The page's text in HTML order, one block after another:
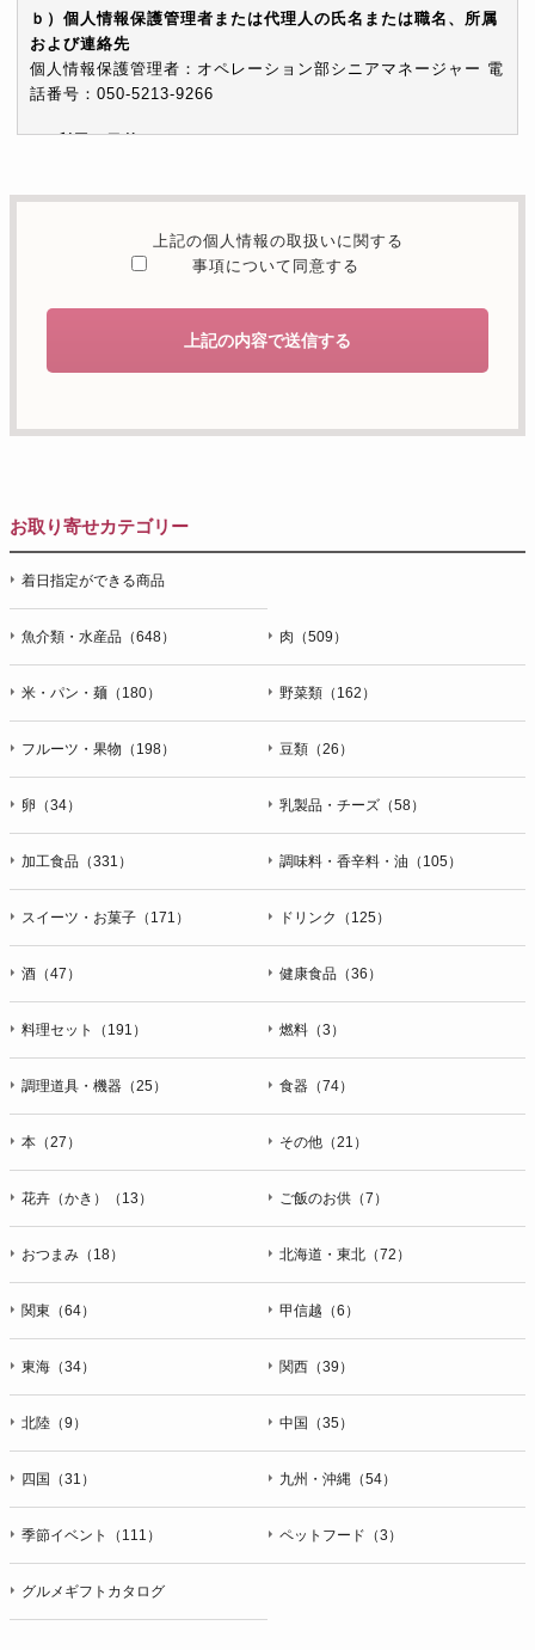
ｂ）個人情報保護管理者または代理人の氏名または職名、所属
および連絡先
個人情報保護管理者：オペレーション部シニアマネージャー 電
話番号：050-5213-9266
c）利用の目的
合わせを適切に受け付け、当社が提供するサービスに関する情
d）個人情報を第三者に提供することが予定される場合の事項
た個人情報を第三者に提供することはありません。
ことがあります。
利用目的の通知・開示・内容の訂正・追加または削除・利用の
停止・消去および第三者への提供の停止（「開示等」といいま
す。）に応じます。開示等のお問合せは下記の連絡先までお願
い致します。
個人情報の提供は任意と致しますが、当社が依頼する情報の提
応等に支障をきたす可能性がございますのでご了承下さい。
h）弊社は、弊社のウェブサイトへのアクセス状況について、
す。これらには、お客様のお名前、ご住所、電話番号、電子メ
個人情報に関する問合わせ窓口
個人情報保護管理者：オペレーション部シニアマネージャー
〒106-0044 東京都港区東麻布一丁目２７番１号 東麻布食文化
ビル４階
ＦＡＸ：047-401-6847
上記の個人情報の取扱いに関する
事項について同意する
上記の内容で送信する
お取り寄せカテゴリー
着日指定ができる商品
魚介類・水産品（648） 肉（509）
米・パン・麺（180） 野菜類（162）
フルーツ・果物（198） 豆類（26）
卵（34） 乳製品・チーズ（58）
加工食品（331） 調味料・香辛料・油（105）
スイーツ・お菓子（171） ドリンク（125）
酒（47） 健康食品（36）
料理セット（191） 燃料（3）
調理道具・機器（25） 食器（74）
本（27） その他（21）
花卉（かき）（13） ご飯のお供（7）
おつまみ（18） 北海道・東北（72）
関東（64） 甲信越（6）
東海（34） 関西（39）
北陸（9） 中国（35）
四国（31） 九州・沖縄（54）
季節イベント（111） ペットフード（3）
グルメギフトカタログ